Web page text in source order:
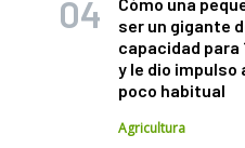
ser un gigante
capacidad para
y le dio impulso
poco habitual
Agricultura